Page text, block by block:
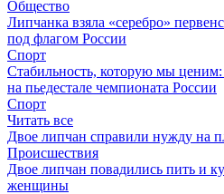
Общество
Липчанка взяла «серебро»
под флагом России
Спорт
Стабильность, которую мы
на пьедестале чемпионата России
Спорт
Читать все
Двое липчан справили нужду на
Происшествия
Двое липчан повадились пить и
женщины